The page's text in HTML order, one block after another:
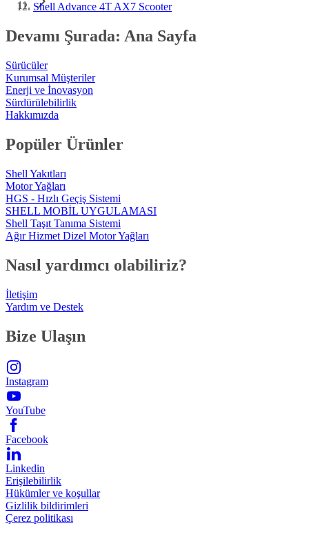
Shell Advance 4T AX7 Scooter
Devamı Şurada: Ana Sayfa
Sürücüler
Kurumsal Müşteriler
Enerji ve İnovasyon
Sürdürülebilirlik
Hakkımızda
Popüler Ürünler
Shell Yakıtları
Motor Yağları
HGS - Hızlı Geçiş Sistemi
SHELL MOBİL UYGULAMASI
Shell Taşıt Tanıma Sistemi
Ağır Hizmet Dizel Motor Yağları
Nasıl yardımcı olabiliriz?
İletişim
Yardım ve Destek
Bize Ulaşın
Instagram
YouTube
Facebook
Linkedin
Erişilebilirlik
Hükümler ve koşullar
Gizlilik bildirimleri
Çerez politikası